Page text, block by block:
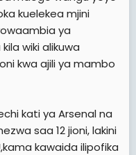
kuelekea mjini
ya
wiki alikuwa
kwa ajili ya mambo
kati ya Arsenal na
saa 12 jioni, lakini
kawaida ilipofika